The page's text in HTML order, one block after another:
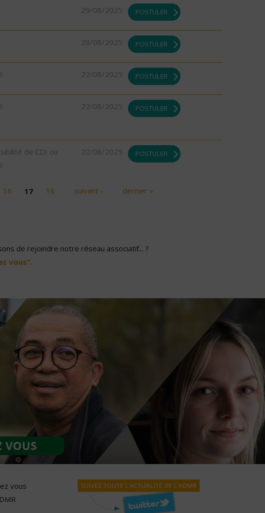
29/08/2025 POSTULER
28/08/2025 POSTULER
22/08/2025 POSTULER
22/08/2025 POSTULER
de CDI ou
22/08/2025 POSTULER
16 17 18 suivant › dernier »
de rejoindre notre réseau associatif... ?
vous".
vous